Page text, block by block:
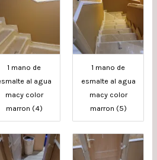
1 mano de
al agua
macy color
marron (4)
1 mano de
esmalte al agua
macy color
marron (5)